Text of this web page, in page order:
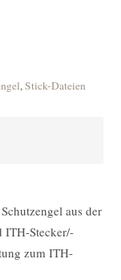
,Stick-Dateien
aus der
ITH-Stecker/-
zum ITH-